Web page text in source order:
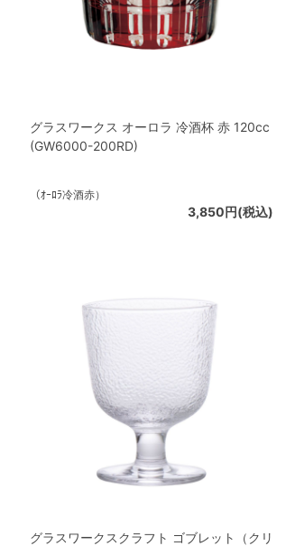
グラスワークス オーロラ 冷酒杯 赤 120cc
(GW6000-200RD)
（ｵｰﾛﾗ冷酒赤）
3,850円(税込)
グラスワークスクラフト ゴブレット（クリ